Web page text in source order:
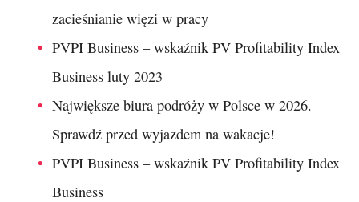
zacieśnianie więzi w pracy
PVPI Business – wskaźnik PV Profitability Index
Business luty 2023
Największe biura podróży w Polsce w 2026.
Sprawdź przed wyjazdem na wakacje!
PVPI Business – wskaźnik PV Profitability Index
Business